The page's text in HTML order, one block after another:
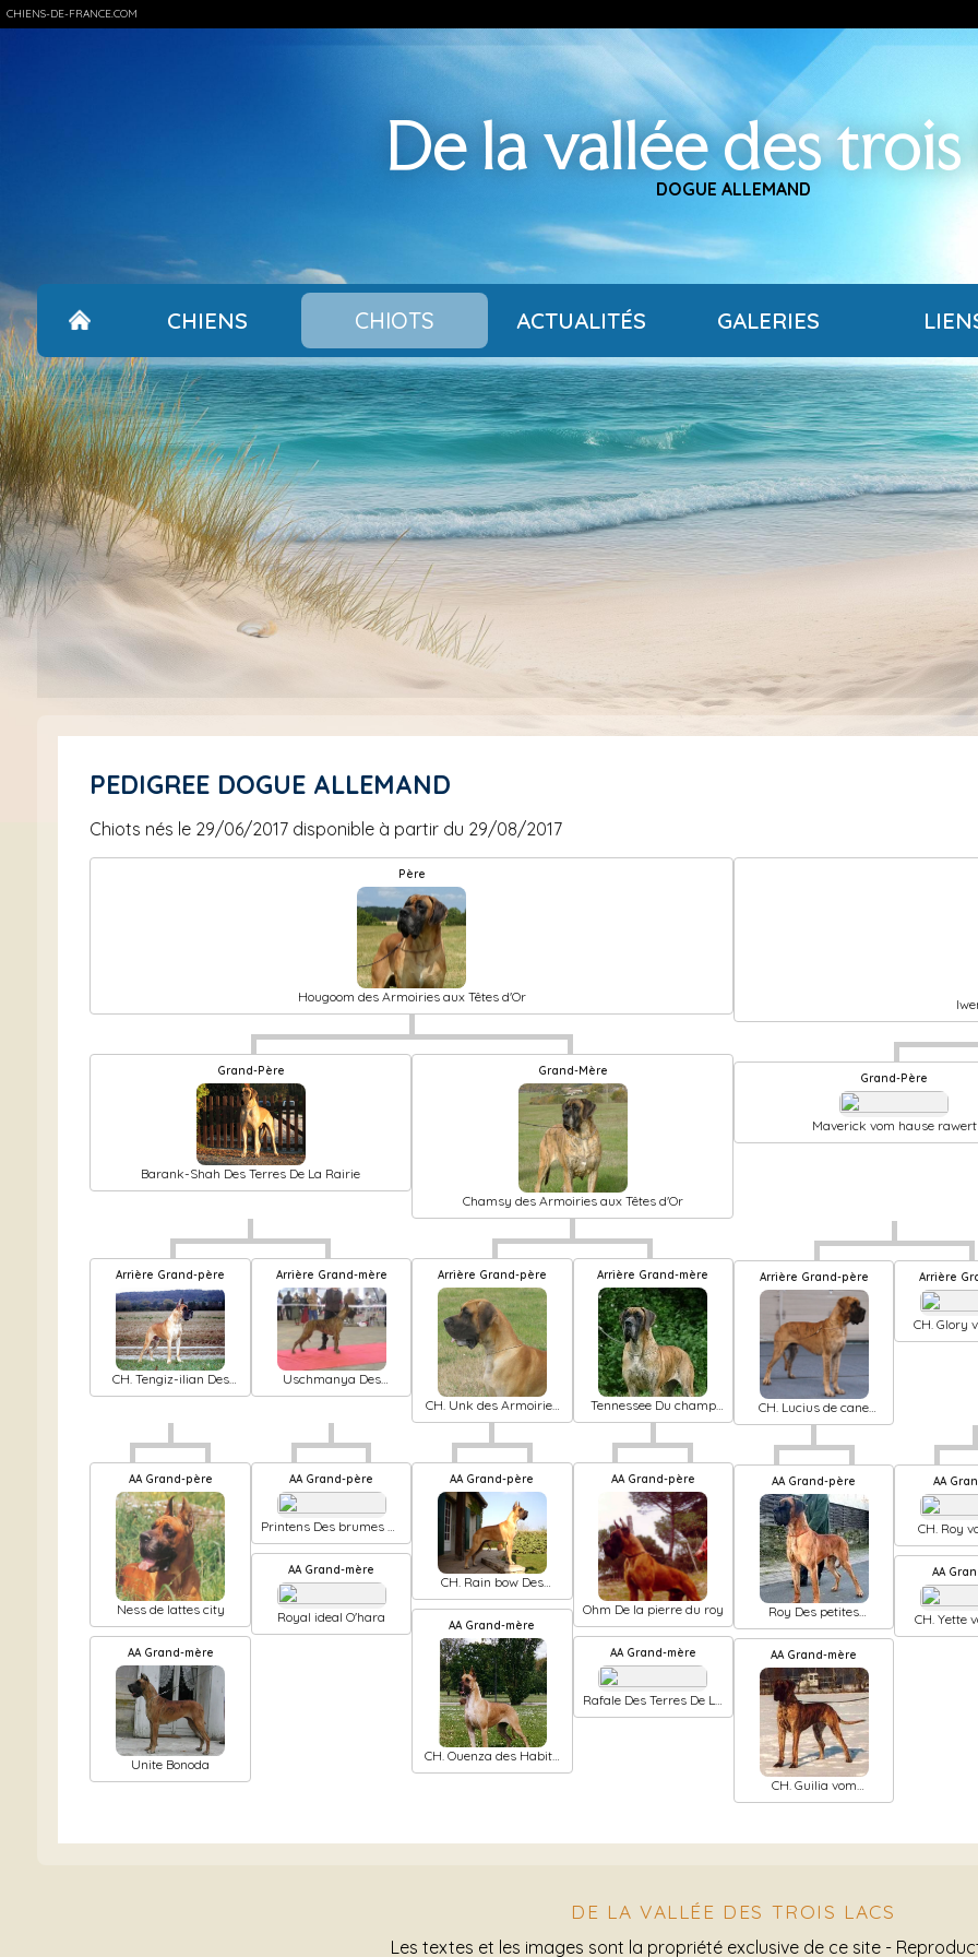
CHIENS-DE-FRANCE.COM
De la vallée des trois
DOGUE ALLEMAND
CHIENS CHIOTS ACTUALITÉS GALERIES
PEDIGREE DOGUE ALLEMAND
Chiots nés le 29/06/2017 disponible à partir du 29/08/2017
Père
Hougoom des Armoiries aux Têtes d'Or
Grand-Père
Barank-Shah Des Terres De La Rairie
Grand-Mère
Chamsy des Armoiries aux Têtes d'Or
Arrière Grand-père
CH. Tengiz-ilian Des
Terres De La Rairie
Arrière Grand-mère
Uschmanya Des
brumes de la vallée du
Arrière Grand-père
CH. Unk des Armoiries
aux Têtes d'Or
Arrière Grand-mère
Tennessee Du champ
des dames
AA Grand-père
Ness de lattes city
AA Grand-mère
Unite Bonoda
AA Grand-père
Printens Des brumes de
la vallée du cher
AA Grand-mère
Royal ideal O'hara
AA Grand-père
CH. Rain bow Des
Terres De La Rairie
AA Grand-mère
CH. Ouenza des Habits
Rouges
AA Grand-père
Ohm De la pierre du roy
AA Grand-mère
Rafale Des Terres De La
Rairie
Grand-Père
Maverick vom hause rawert
Arrière Grand-père
CH. Lucius de cane
nobile
Arrière
CH. Glory
AA Grand-père
Roy Des petites
verniéres
AA Grand-mère
CH. Guilia vom
hospodar
AA
CH. Roy
AA
CH. Yette
DE LA VALLÉE DES TROIS LACS
Les textes et les images sont la propriété exclusive de ce site -